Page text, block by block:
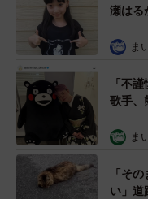
瀬はる
雰囲気
ま
「不
歌手、
めらい
ま
「そ
い」道